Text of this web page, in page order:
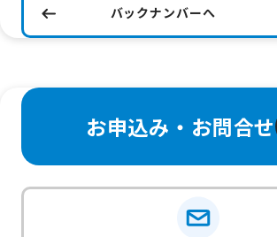
バックナンバーへ
お申込み・お問合せ